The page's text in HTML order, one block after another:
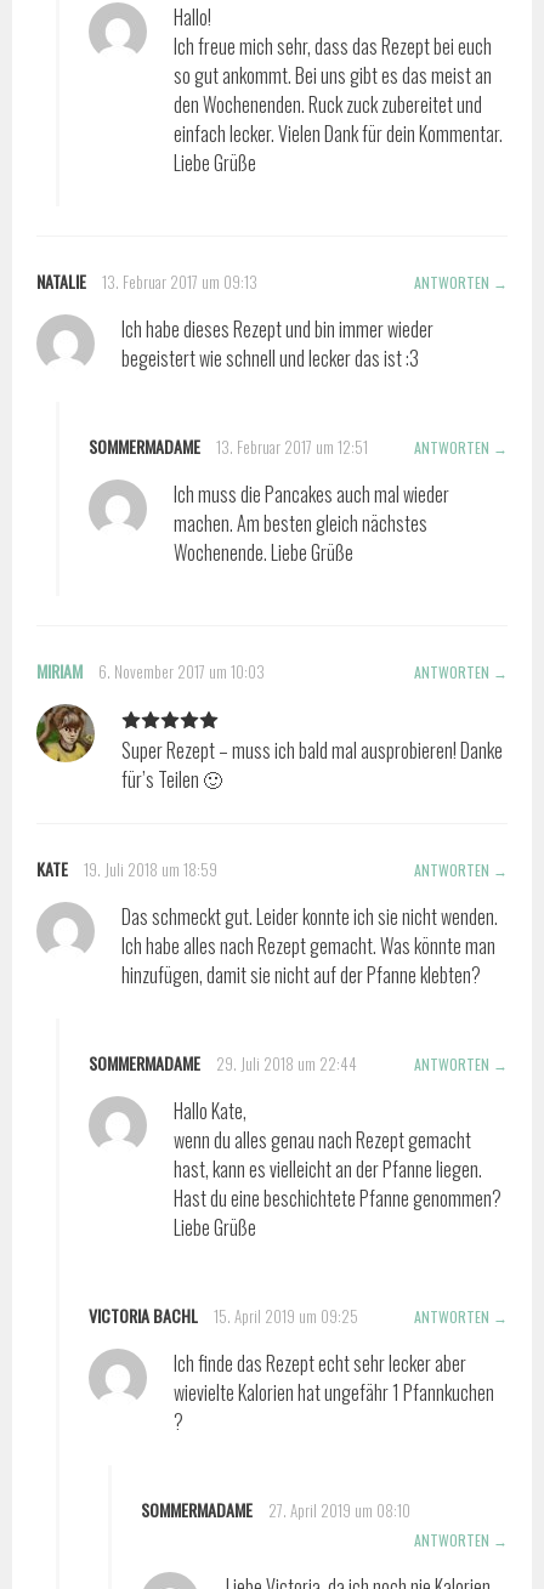
Hallo!
Ich freue mich sehr, dass das Rezept bei euch
so gut ankommt. Bei uns gibt es das meist an
den Wochenenden. Ruck zuck zubereitet und
einfach lecker. Vielen Dank für dein Kommentar.
Liebe Grüße
NATALIE 13. Februar 2017 um 09:13 ANTWORTEN
Ich habe dieses Rezept und bin immer wieder
begeistert wie schnell und lecker das ist :3
SOMMERMADAME 13. Februar 2017 um 12:51 ANTWORTEN
Ich muss die Pancakes auch mal wieder
machen. Am besten gleich nächstes
Wochenende. Liebe Grüße
MIRIAM 6. November 2017 um 10:03 ANTWORTEN
Super Rezept – muss ich bald mal ausprobieren! Danke
für’s Teilen 🙂
KATE 19. Juli 2018 um 18:59 ANTWORTEN
Das schmeckt gut. Leider konnte ich sie nicht wenden.
Ich habe alles nach Rezept gemacht. Was könnte man
hinzufügen, damit sie nicht auf der Pfanne klebten?
SOMMERMADAME 29. Juli 2018 um 22:44 ANTWORTEN
Hallo Kate,
wenn du alles genau nach Rezept gemacht
hast, kann es vielleicht an der Pfanne liegen.
Hast du eine beschichtete Pfanne genommen?
Liebe Grüße
VICTORIA BACHL 15. April 2019 um 09:25 ANTWORTEN
Ich finde das Rezept echt sehr lecker aber
wievielte Kalorien hat ungefähr 1 Pfannkuchen
?
SOMMERMADAME 27. April 2019 um 08:10
ANTWORTEN